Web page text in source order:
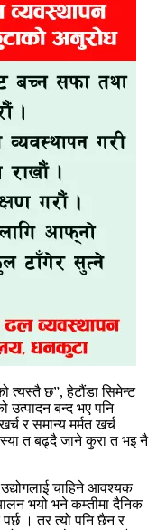
त्यस्तै छ”, हेटौंडा सिमेन्ट
उत्पादन बन्द भए पनि
र समान्य मर्मत खर्च
त बढ्दै जाने कुरा त भइ नै
चाहिने आवश्यक
भयो भने कम्तीमा दैनिक
। तर त्यो पनि छैन र